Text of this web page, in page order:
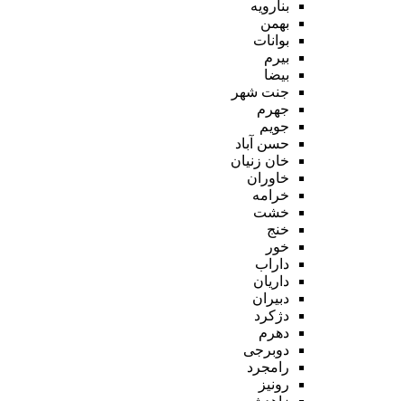
بنارویه
بهمن
بوانات
بیرم
بیضا
جنت شهر
جهرم
جویم
حسن آباد
خان زنیان
خاوران
خرامه
خشت
خنج
خور
داراب
داریان
دبیران
دژکرد
دهرم
دوبرجی
رامجرد
رونیز